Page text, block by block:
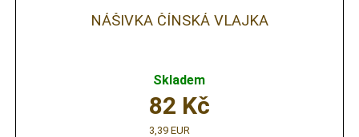
NÁŠIVKA ČÍNSKÁ VLAJKA
Skladem
82 Kč
3,39 EUR